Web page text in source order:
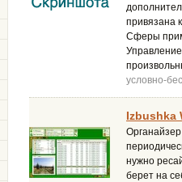
привязана
Сферы
условно-
Izbushka
нужно
берет на